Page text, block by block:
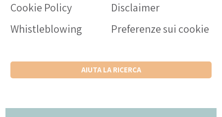
Cookie Policy
Disclaimer
Whistleblowing
Preferenze sui cookie
AIUTA LA RICERCA